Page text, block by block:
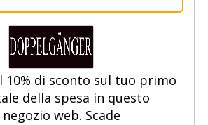
di sconto sul tuo primo
della spesa in questo
web. Scade